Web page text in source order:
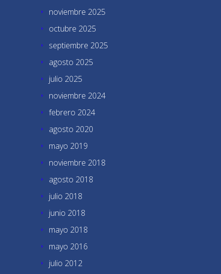
noviembre 2025
octubre 2025
septiembre 2025
agosto 2025
julio 2025
noviembre 2024
febrero 2024
agosto 2020
mayo 2019
noviembre 2018
agosto 2018
julio 2018
junio 2018
mayo 2018
mayo 2016
julio 2012